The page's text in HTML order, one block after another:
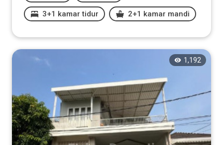
3+1 kamar tidur 2+1 kamar mandi
1,192